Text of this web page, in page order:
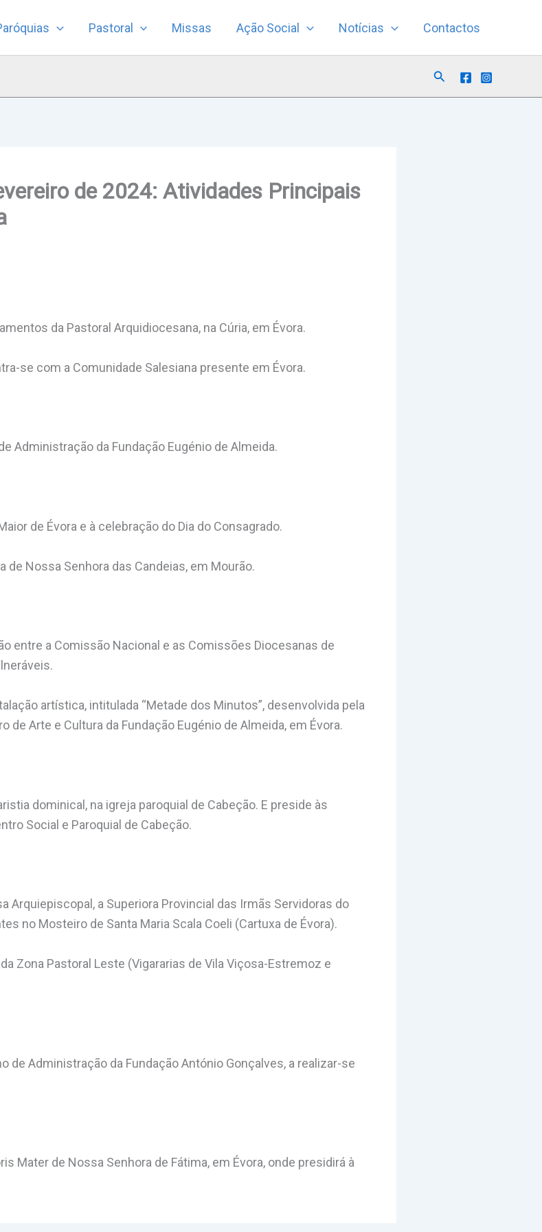
Pastoral Missas Ação Social Notícias Contactos
Search
de 2024: Atividades Principais
da Pastoral Arquidiocesana, na Cúria, em Évora.
se com a Comunidade Salesiana presente em Évora.
Administração da Fundação Eugénio de Almeida.
de Évora e à celebração do Dia do Consagrado.
de Nossa Senhora das Candeias, em Mourão.
entre a Comissão Nacional e as Comissões Diocesanas de
artística, intitulada “Metade dos Minutos”, desenvolvida pela
de Arte e Cultura da Fundação Eugénio de Almeida, em Évora.
dominical, na igreja paroquial de Cabeção. E preside às
Social e Paroquial de Cabeção.
Arquiepiscopal, a Superiora Provincial das Irmãs Servidoras do
no Mosteiro de Santa Maria Scala Coeli (Cartuxa de Évora).
Zona Pastoral Leste (Vigararias de Vila Viçosa-Estremoz e
de Administração da Fundação António Gonçalves, a realizar-se
Mater de Nossa Senhora de Fátima, em Évora, onde presidirá à